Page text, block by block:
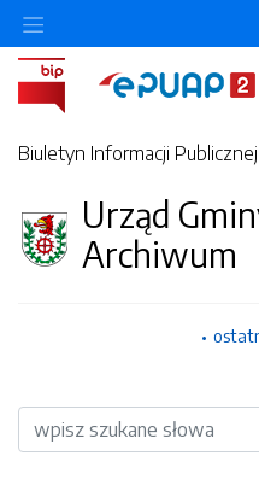
Biuletyn Informacji Publicznej
Urząd
Archiwum
Wyszukiwarka